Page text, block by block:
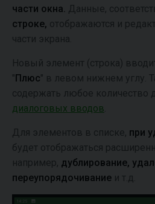
части окна. Данные,
строке, отображаются и
части экрана.
Новый элемент (строка)
"Плюс" в левом нижнем углу.
содержать любое количество
диалоговых вводов
Для элементов в списке, при
будет отображаться
например, дублирование,
переупорядочивание и т.д.